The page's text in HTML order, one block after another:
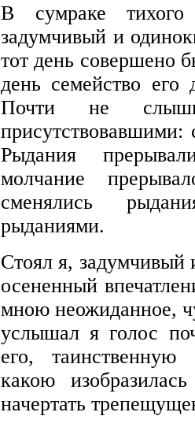
В сумраке
задумчивый и
тот день совершено
день семейство его
Почти не
Рыдания
молчание
сменялись
рыданиями.
Стоял я, задумчивый
осененный
мною неожиданное,
услышал я голос
его, таинственную
какою
начертать